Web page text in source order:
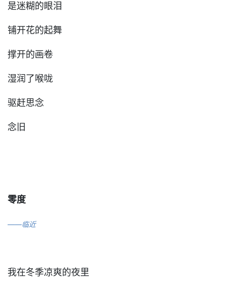
是迷糊的眼泪
铺开花的起舞
撑开的画卷
湿润了喉咙
驱赶思念
念旧
零度
——临近
我在冬季凉爽的夜里